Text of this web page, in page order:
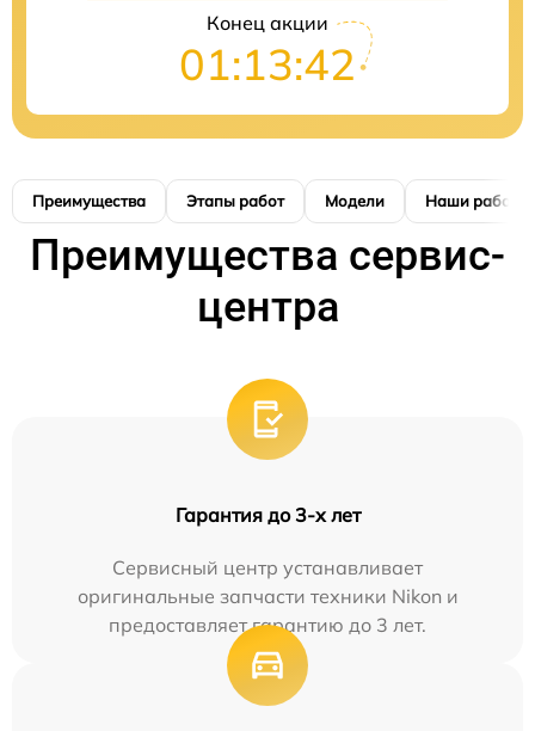
Конец акции
01:13:41
Преимущества Этапы работ Модели Наши работы
Преимущества сервис-
центра
Гарантия до 3-х лет
Сервисный центр устанавливает
оригинальные запчасти техники Nikon и
предоставляет гарантию до 3 лет.